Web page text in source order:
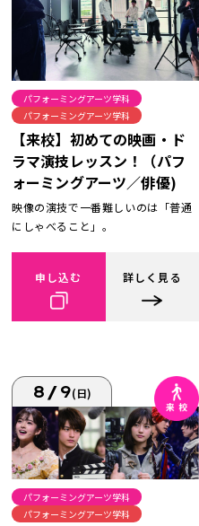
パフォーミングアーツ学科
パフォーミングアーツ学科
【来校】初めての映画・ド
ラマ演技レッスン！（パフ
ォーミングアーツ／俳優)
映像の演技で一番難しいのは「普通
にしゃべること」。
申し込む 詳しく見る
8/9(日)
パフォーミングアーツ学科
パフォーミングアーツ学科